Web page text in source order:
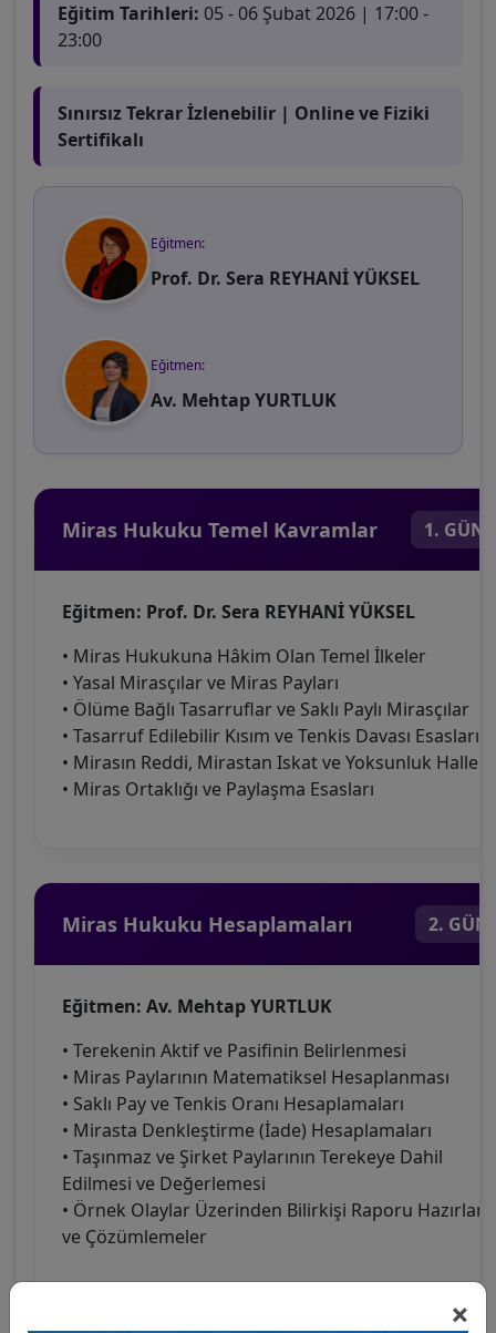
×
Eğitim Tarihleri: 05 - 06 Şubat 2026 | 17:00 -
23:00
Sınırsız Tekrar İzlenebilir | Online ve Fiziki
Sertifikalı
Eğitmen:
Prof. Dr. Sera REYHANİ YÜKSEL
Eğitmen:
Av. Mehtap YURTLUK
Miras Hukuku Temel Kavramlar 1. GÜN
Eğitmen: Prof. Dr. Sera REYHANİ YÜKSEL
• Miras Hukukuna Hâkim Olan Temel İlkeler
• Yasal Mirasçılar ve Miras Payları
• Ölüme Bağlı Tasarruflar ve Saklı Paylı Mirasçılar
• Tasarruf Edilebilir Kısım ve Tenkis Davası Esasları
• Mirasın Reddi, Mirastan Iskat ve Yoksunluk Halleri
• Miras Ortaklığı ve Paylaşma Esasları
Miras Hukuku Hesaplamaları 2. GÜN
Eğitmen: Av. Mehtap YURTLUK
• Terekenin Aktif ve Pasifinin Belirlenmesi
• Miras Paylarının Matematiksel Hesaplanması
• Saklı Pay ve Tenkis Oranı Hesaplamaları
• Mirasta Denkleştirme (İade) Hesaplamaları
• Taşınmaz ve Şirket Paylarının Terekeye Dahil
Edilmesi ve Değerlemesi
• Örnek Olaylar Üzerinden Bilirkişi Raporu
ve Çözümlemeler